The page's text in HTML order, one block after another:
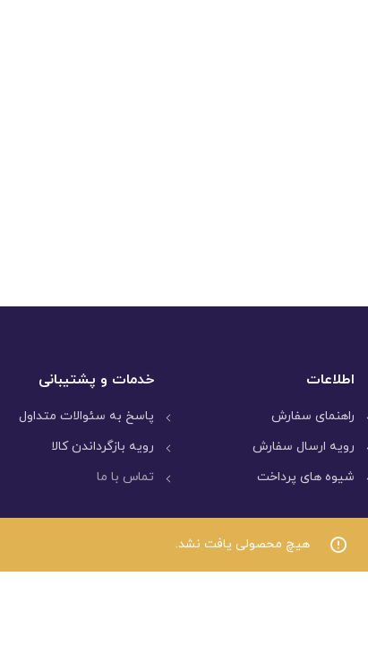
هیچ محصولی یافت نشد.
اطلاعات
راهنمای سفارش
رویه ارسال سفارش
شیوه های پرداخت
خدمات و پشتیبانی
پاسخ به سئوالات متداول
رویه بازگرداندن کالا
تماس با ما